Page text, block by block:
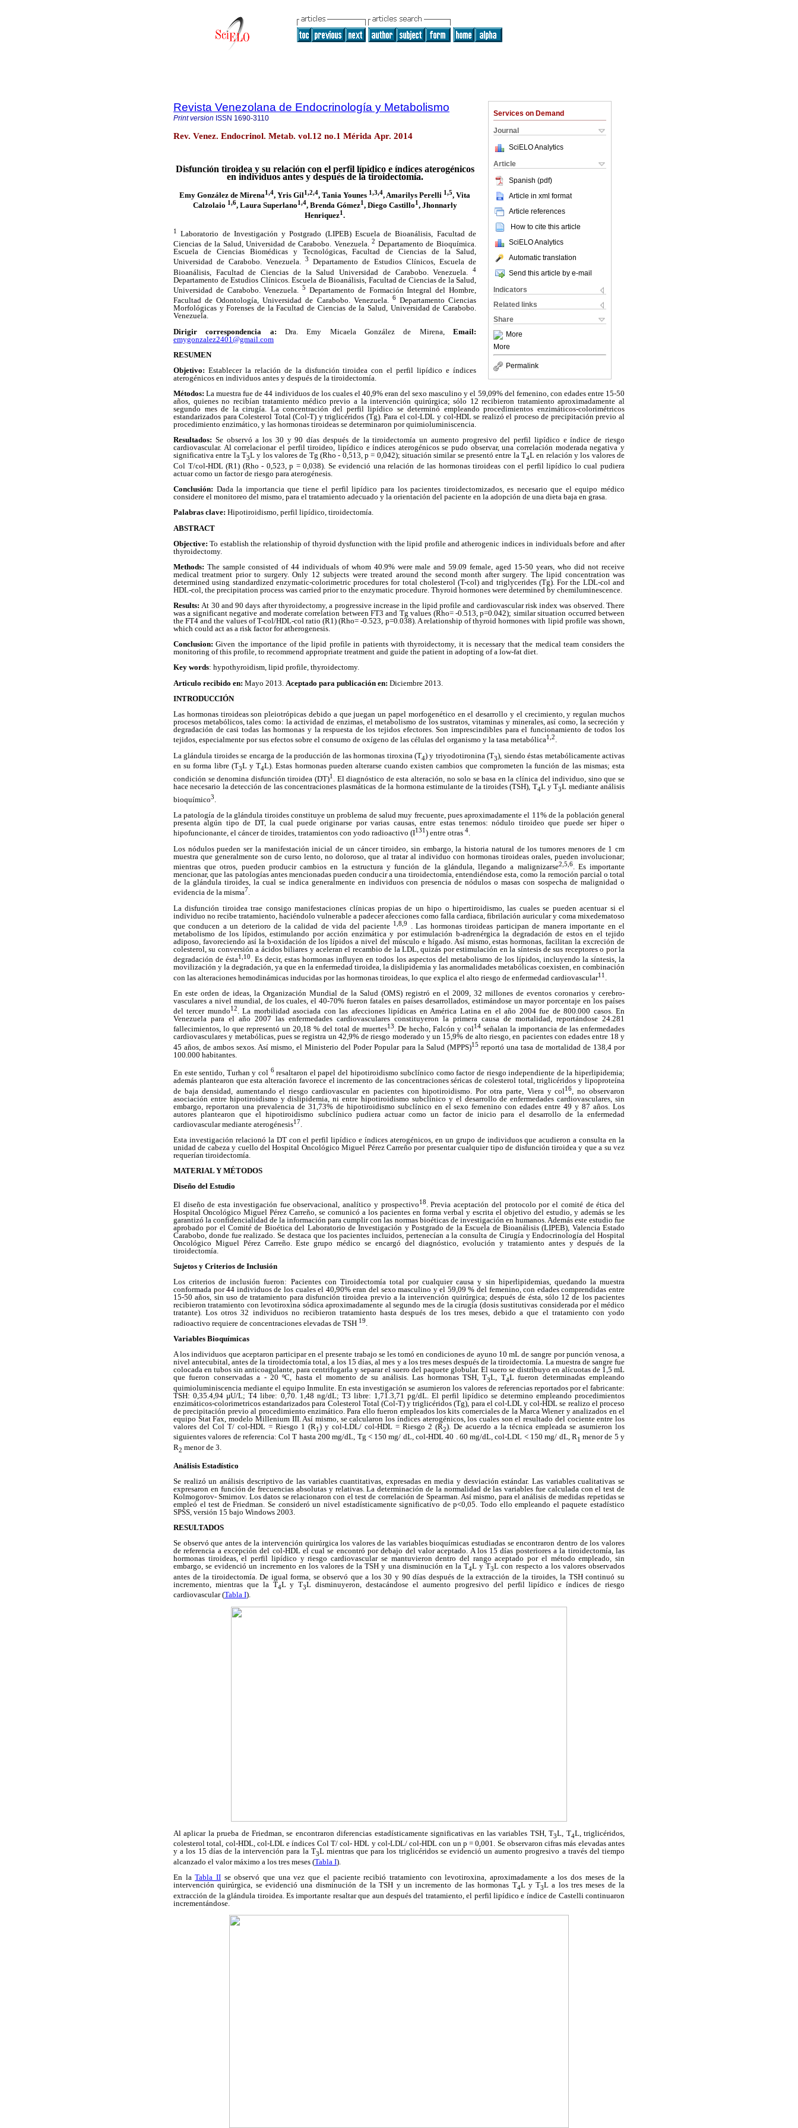
Services on Demand
Journal
SciELO Analytics
Article
Spanish (pdf)
Article in xml format
Article references
How to cite this article
SciELO Analytics
Automatic translation
Send this article by e-mail
Indicators
Related links
Share
More
More
Permalink
Revista Venezolana de Endocrinología y Metabolismo
Print version ISSN 1690-3110
Rev. Venez. Endocrinol. Metab. vol.12 no.1 Mérida Apr. 2014
Disfunción tiroidea y su relación con el perfil lípidico e índices aterogénicos
en individuos antes y después de la tiroidectomía.
Emy González de Mirena1,4, Yris Gil1,2,4, Tania Younes 1,3,4, Amarilys Perelli 1,5, Vita
Calzolaio 1,6, Laura Superlano1,4, Brenda Gómez1, Diego Castillo1, Jhonnarly
Henriquez1.
1
Laboratorio de Investigación y Postgrado (LIPEB) Escuela de Bioanálisis, Facultad de
Ciencias de la Salud, Universidad de Carabobo. Venezuela.2 Departamento de Bioquímica.
Escuela de Ciencias Biomédicas y Tecnológicas, Facultad de Ciencias de la Salud,
Universidad de Carabobo. Venezuela. 3
Departamento de Estudios Clínicos, Escuela de
Bioanálisis, Facultad de Ciencias de la Salud Universidad de Carabobo. Venezuela.
4
Departamento de Estudios Clínicos. Escuela de Bioanálisis, Facultad de Ciencias de la Salud,
Universidad de Carabobo. Venezuela.5 Departamento de Formación Integral del Hombre,
Facultad de Odontología, Universidad de Carabobo. Venezuela. 6Departamento Ciencias
Morfológicas y Forenses de la Facultad de Ciencias de la Salud, Universidad de Carabobo.
Venezuela.
Dirigir correspondencia a: Dra. Emy Micaela González de Mirena, Email:
emygonzalez2401@gmail.com
RESUMEN
Objetivo: Establecer la relación de la disfunción tiroidea con el perfil lipídico e índices
aterogénicos en individuos antes y después de la tiroidectomía.
Métodos:La muestra fue de 44 individuos de los cuales el 40,9% eran del sexo masculino y el 59,09% del femenino, con edades entre 15-50
años, quienes no recibían tratamiento médico previo a la intervención quirúrgica; sólo 12 recibieron tratamiento aproximadamente al
segundo mes de la cirugía. La concentración del perfil lipídico se determinó empleando procedimientos enzimáticos-colorimétricos
estandarizados para Colesterol Total (Col-T) y triglicéridos (Tg). Para el col-LDL y col-HDL se realizó el proceso de precipitación previo al
procedimiento enzimático, y las hormonas tiroideas se determinaron por quimioluminiscencia.
Resultados: Se observó a los 30 y 90 días después de la tiroidectomíaun aumento progresivo del perfil lipídico e índice de riesgo
cardiovascular. Al correlacionar el perfil tiroideo, lipídico e índices aterogénicos se pudo observar, una correlación moderada negativa y
significativa entre la T3L y los valores de Tg (Rho - 0,513, p = 0,042); situación similar se presentó entre la T4L en relación y los valores de
Col T/col-HDL (R1) (Rho - 0,523,p = 0,038). Se evidenció una relación de las hormonas tiroideas con el perfil lipídico lo cual pudiera
actuar como un factor de riesgo para aterogénesis.
Conclusión: Dada la importancia que tiene el perfil lipídico para los pacientes tiroidectomizados, es necesario que el equipo médico
considere el monitoreo del mismo, para el tratamiento adecuado y la orientación del paciente en la adopción de una dieta baja en grasa.
Palabras clave: Hipotiroidismo, perfil lipídico, tiroidectomía.
ABSTRACT
Objective:To establish the relationship of thyroid dysfunction with the lipid profile and atherogenic indices in individuals before and after
thyroidectomy.
Methods: The sample consisted of 44 individuals of whom 40.9% were male and 59.09 female, aged 15-50 years, who did not receive
medical treatment prior to surgery. Only 12 subjects were treated around the second month after surgery. The lipid concentration was
determined using standardized enzymatic-colorimetric procedures for total cholesterol (T-col) and triglycerides (Tg). For the LDL-col and
HDL-col, the precipitation process was carried prior to the enzymatic procedure. Thyroid hormones were determined by chemiluminescence.
Results:At 30 and 90 days after thyroidectomy, a progressive increase in the lipid profile and cardiovascular risk index was observed. There
was a significant negative and moderate correlation between FT3 and Tg values (Rho= -0.513, p=0.042); similar situation occurred between
the FT4 and the values of T-col/HDL-col ratio (R1)(Rho= -0.523, p=0.038). A relationship of thyroid hormones with lipid profile was shown,
which could act as a risk factor for atherogenesis.
Conclusion:Given the importance of the lipid profile in patients with thyroidectomy, it is necessary that the medical team considers the
monitoring of this profile, to recommend appropriate treatment and guide the patient in adopting of a low-fat diet.
Key words: hypothyroidism, lipid profile, thyroidectomy.
Articulo recibido en: Mayo 2013. Aceptado para publicación en: Diciembre 2013.
INTRODUCCIÓN
Las hormonas tiroideas son pleiotrópicas debido a que juegan un papel morfogenético en el desarrollo y el crecimiento, y regulan muchos
procesos metabólicos, tales como: la actividad de enzimas, el metabolismo de los sustratos, vitaminas y minerales, así como, la secreción y
degradación de casi todas las hormonas y la respuesta de los tejidos efectores. Son imprescindibles para el funcionamiento de todos los
tejidos, especialmente por sus efectos sobre el consumo de oxígeno de las células del organismo y la tasa metabólica1,2.
La glándula tiroides se encarga de la producción de las hormonas tiroxina (T4) y triyodotironina (T3), siendo éstas metabólicamente activas
en su forma libre (T3L y T4L). Estas hormonas pueden alterarse cuando existen cambios que comprometen la función de las mismas; esta
condición se denomina disfunción tiroidea (DT)1 . El diagnóstico de esta alteración, no solo se basa en la clínica del individuo, sino que se
hace necesario la detección de las concentraciones plasmáticas de la hormona estimulante de la tiroides (TSH), T4L y T3L mediante análisis
bioquímico3
La patología de la glándula tiroides constituye un problema de salud muy frecuente, pues aproximadamente el 11% de la población general
presenta algún tipo de DT, la cual puede originarse por varias causas, entre estas tenemos: nódulo tiroideo que puede ser hiper o
hipofuncionante, el cáncer de tiroides, tratamientos con yodo radioactivo (I131) entre otras 4.
Los nódulos pueden ser la manifestación inicial de un cáncer tiroideo, sin embargo, la historia natural de los tumores menores de 1 cm
muestra que generalmente son de curso lento, no doloroso, que al tratar al individuo con hormonas tiroideas orales, pueden involucionar;
mientras que otros, pueden producir cambios en la estructura y función de la glándula, llegando a malignizarse2,5,6. Es importante
mencionar, que las patologías antes mencionadas pueden conducir a una tiroidectomía, entendiéndose esta, como la remoción parcial o total
de la glándula tiroides, la cual se indica generalmente en individuos con presencia de nódulos o masas con sospecha de malignidad o
evidencia de la misma7.
La disfunción tiroidea trae consigo manifestaciones clínicas propias de un hipo o hipertiroidismo, las cuales se pueden acentuar si el
individuo no recibe tratamiento, haciéndolo vulnerable a padecer afecciones como falla cardiaca, fibrilación auricular y coma mixedematoso
que conducen a un deterioro de la calidad de vida del paciente 1,8,9
. Las hormonas tiroideas participan de manera importante en el
metabolismo de los lípidos, estimulando por acción enzimática y por estimulación b-adrenérgica la degradación de estos en el tejido
adiposo, favoreciendo así la b-oxidación de los lípidos a nivel del músculo e hígado. Así mismo, estas hormonas, facilitan la excreción de
colesterol, su conversión a ácidos biliares y aceleran el recambio de la LDL, quizás por estimulación en la síntesis de sus receptores o por la
degradación de ésta1,10. Es decir, estas hormonas influyen en todos los aspectos del metabolismo de los lípidos, incluyendo la síntesis, la
movilización y la degradación, ya que en la enfermedad tiroidea, la dislipidemia y las anormalidades metabólicas coexisten, en combinación
con las alteraciones hemodinámicas inducidas por las hormonas tiroideas, lo que explica el alto riesgo de enfermedad cardiovascular11
En este orden de ideas, la Organización Mundial de la Salud (OMS) registró en el 2009, 32 millones de eventos coronarios y cerebro-
vasculares a nivel mundial, de los cuales, el 40-70% fueron fatales en países desarrollados, estimándose un mayor porcentaje en los países
del tercer mundo12. La morbilidad asociada con las afecciones lipídicas en América Latina en el año 2004 fue de 800.000 casos. En
Venezuela para el año 2007 las enfermedades cardiovasculares constituyeron la primera causa de mortalidad, reportándose 24.281
fallecimientos, lo que representó un 20,18 % del total de muertes13. De hecho, Falcón y col14 señalan la importancia de las enfermedades
cardiovasculares y metabólicas, pues se registra un 42,9% de riesgo moderado y un 15,9% de alto riesgo, en pacientes con edades entre 18 y
45 años, de ambos sexos. Así mismo, el Ministerio del Poder Popular para la Salud (MPPS)15 reportó una tasa de mortalidad de 138,4 por
100.000 habitantes.
En este sentido, Turhan y col 6resaltaron el papel del hipotiroidismo subclínico como factor de riesgo independiente de la hiperlipidemia;
además plantearon que esta alteración favorece el incremento de las concentraciones séricas de colesterol total, triglicéridos y lipoproteína
de baja densidad, aumentando el riesgo cardiovascular en pacientes con hipotiroidismo. Por otra parte, Viera y col16
, no observaron
asociación entre hipotiroidismo y dislipidemia, ni entre hipotiroidismo subclínico y el desarrollo de enfermedades cardiovasculares, sin
embargo, reportaron una prevalencia de 31,73% de hipotiroidismo subclínico en el sexo femenino con edades entre 49 y 87 años. Los
autores plantearon que el hipotiroidismo subclínico pudiera actuar como un factor de inicio para el desarrollo de la enfermedad
cardiovascular mediante aterogénesis17
Esta investigación relacionó la DT con el perfil lipídico e índices aterogénicos, en un grupo de individuos que acudieron a consulta en la
unidad de cabeza y cuello del Hospital Oncológico Miguel Pérez Carreño por presentar cualquier tipo de disfunción tiroidea y que a su vez
requerían tiroidectomía.
MATERIAL Y MÉTODOS
Diseño del Estudio
El diseño de esta investigación fue observacional, analítico y prospectivo18
. Previa aceptación del protocolo por el comité de ética del
Hospital Oncológico Miguel Pérez Carreño, se comunicó a los pacientes en forma verbal y escrita el objetivo del estudio, y además se les
garantizó la confidencialidad de la información para cumplir con las normas bioéticas de investigación en humanos. Además este estudio fue
aprobado por el Comité de Bioética del Laboratorio de Investigación y Postgrado de la Escuela de Bioanálisis (LIPEB), Valencia Estado
Carabobo, donde fue realizado. Se destaca que los pacientes incluidos, pertenecían a la consulta de Cirugía y Endocrinología del Hospital
Oncológico Miguel Pérez Carreño. Este grupo médico se encargó del diagnóstico, evolución y tratamiento antes y después de la
tiroidectomía.
Sujetos y Criterios de Inclusión
Los criterios de inclusión fueron: Pacientes con Tiroidectomía total por cualquier causa y sin hiperlipidemias, quedando la muestra
conformada por 44 individuos de los cuales el 40,90% eran del sexo masculino y el 59,09 % del femenino, con edades comprendidas entre
15-50 años, sin uso de tratamiento para disfunción tiroidea previo a la intervención quirúrgica; después de ésta, sólo 12 de los pacientes
recibieron tratamiento con levotiroxina sódica aproximadamente al segundo mes de la cirugía (dosis sustitutivas considerada por el médico
tratante). Los otros 32 individuos no recibieron tratamiento hasta después de los tres meses, debido a que el tratamiento con yodo
radioactivo requiere de concentraciones elevadas de TSH 19
Variables Bioquímicas
A los individuos que aceptaron participar en el presente trabajo se les tomó en condiciones de ayuno 10 mL de sangre por punción venosa, a
nivel antecubital, antes de la tiroidectomía total, a los 15 días, al mes y a los tres meses después de la tiroidectomía. La muestra de sangre fue
colocada en tubos sin anticoagulante, para centrifugarla y separar el suero del paquete globular. El suero se distribuyo en alícuotas de 1,5 mL
que fueron conservadas a - 20 ºC, hasta el momento de su análisis. Las hormonas TSH, T3L, T4L fueron determinadas empleando
quimioluminiscencia mediante el equipo Inmulite. En esta investigación se asumieron los valores de referencias reportados por el fabricante:
TSH: 0,35.4,94 µU/L; T4 libre: 0,70. 1,48 ng/dL; T3 libre: 1,71.3,71 pg/dL. El perfil lipídico se determino empleando procedimientos
enzimáticos-colorimetricos estandarizados para Colesterol Total (Col-T) y triglicéridos (Tg), para el col-LDL y col-HDL se realizo el proceso
de precipitación previo al procedimiento enzimático. Para ello fueron empleados los kits comerciales de la Marca Wiener y analizados en el
equipo Stat Fax, modelo Millenium III. Así mismo, se calcularon los índices aterogénicos, los cuales son el resultado del cociente entre los
valores del Col T/ col-HDL = Riesgo 1 (R1) y col-LDL/ col-HDL = Riesgo 2 (R2). De acuerdo a la técnica empleada se asumieron los
siguientes valores de referencia: Col T hasta 200 mg/dL, Tg < 150 mg/ dL, col-HDL 40 . 60 mg/dL, col-LDL < 150 mg/ dL, R1 menor de 5 y
R2 menor de 3.
Análisis Estadístico
Se realizó un análisis descriptivo de las variables cuantitativas, expresadas en media y desviación estándar. Las variables cualitativas se
expresaron en función de frecuencias absolutas y relativas. La determinación de la normalidad de las variables fue calculada con el test de
Kolmogorov- Smirnov. Los datos se relacionaron con el test de correlación de Spearman. Así mismo, para el análisis de medidas repetidas se
empleó el test de Friedman. Se consideró un nivel estadísticamente significativo de p<0,05. Todo ello empleando el paquete estadístico
SPSS, versión 15 bajo Windows 2003.
RESULTADOS
Se observó que antes de la intervención quirúrgica los valores de las variables bioquímicas estudiadas se encontraron dentro de los valores
de referencia a excepción del col-HDL el cual se encontró por debajo del valor aceptado. A los 15 días posteriores a la tiroidectomía, las
hormonas tiroideas, el perfil lipídico y riesgo cardiovascular se mantuvieron dentro del rango aceptado por el método empleado, sin
embargo, se evidenció un incremento en los valores de la TSH y una disminución en la T4L y T3L con respecto a los valores observados
antes de la tiroidectomía. De igual forma, se observó que a los 30 y 90 días después de la extracción de la tiroides, la TSH continuó su
incremento, mientras que la T4L y T3L disminuyeron, destacándose el aumento progresivo del perfil lipídico e índices de riesgo
cardiovascular (Tabla I).
Al aplicar la prueba de Friedman, se encontraron diferencias estadísticamente significativas en las variables TSH, T3L, T4L, triglicéridos,
colesterol total, col-HDL, col-LDL e índices Col T/ col- HDL y col-LDL/ col-HDL con un p = 0,001. Se observaron cifras más elevadas antes
y a los 15 días de la intervención para la T3L mientras que para los triglicéridos se evidenció un aumento progresivo a través del tiempo
alcanzado el valor máximo a los tres meses (Tabla I).
En laTabla II se observó que una vez que el paciente recibió tratamiento con levotiroxina, aproximadamente a los dos meses de la
intervención quirúrgica, se evidenció una disminución de la TSH y un incremento de las hormonas T4L y T3L a los tres meses de la
extracción de la glándula tiroidea. Es importante resaltar que aun después del tratamiento, el perfil lipídico e índice de Castelli continuaron
incrementándose.